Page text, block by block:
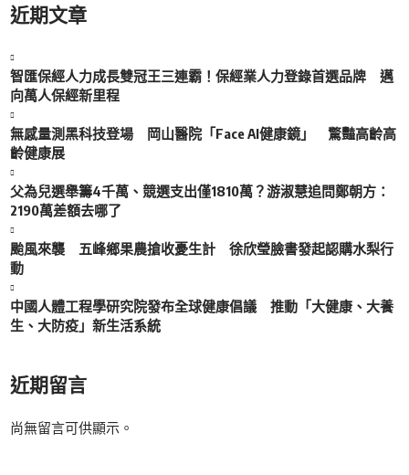
近期文章
智匯保經人力成長雙冠王三連霸！保經業人力登錄首選品牌 邁
向萬人保經新里程
無感量測黑科技登場 岡山醫院「Face AI健康鏡」 驚豔高齡高
齡健康展
父為兒選舉籌4千萬、競選支出僅1810萬？游淑慧追問鄭朝方：
2190萬差額去哪了
颱風來襲 五峰鄉果農搶收憂生計 徐欣瑩臉書發起認購水梨行
動
中國人體工程學研究院發布全球健康倡議 推動「大健康、大養
生、大防疫」新生活系統
近期留言
尚無留言可供顯示。